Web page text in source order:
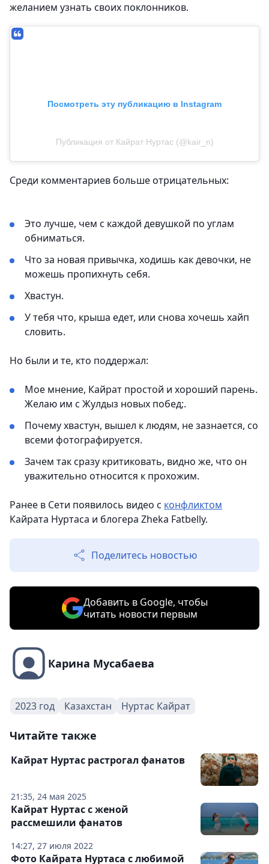
желанием узнать своих поклонников.
Посмотреть эту публикацию в Instagram
Публикация от Кайрат Нуртас (@kair_n)
Среди комментариев больше отрицательных:
Это лучше, чем с каждой девушкой по углам
обниматься.
Что за новая привычка, ходишь как девочки, не
можешь пропихнуть себя.
Хвастун.
У тебя что, крыша едет, или снова хочешь хайп
словить.
Но были и те, кто поддержал:
Мое мнение, Кайрат простой и хороший парень.
Желаю им с Жулдыз новых побед;.
Почему хвастун, вышел к людям, не зазнается, со
всеми фотографируется.
Зачем так сразу критиковать, видно же, что он
уважительно относится к прохожим.
Ранее в Сети появилось видео с конфликтом
Кайрата Нуртаса и блогера Zheka Fatbelly.
Поделитесь новостью
Добавить в Google, чтобы
читать новости первым
Карина Мусабаева
2023 год Казахстан Нуртас Кайрат
Читайте также
21:35, 24 мая 2025
Кайрат Нуртас растрогал фанатов
14:27, 27 июля 2022
Кайрат Нуртас с женой
рассмешили фанатов
Фото Кайрата Нуртаса с любимой